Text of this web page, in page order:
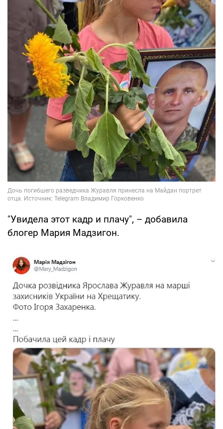
"Увидела этот кадр и плачу", – добавила
блогер Мария Мадзигон.